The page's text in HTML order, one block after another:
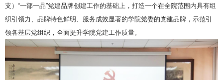
支）“一部一品”党建品牌创建工作的基础上，打造一个在全院范围内具有组
织引领力、品牌特色鲜明、服务成效显著的学院党委的党建品牌，示范引
领各基层党组织，全面提升学院党建工作质量。